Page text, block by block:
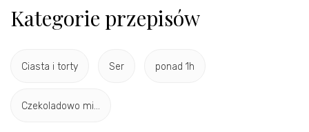
Kategorie przepisów
Ciasta i torty Ser ponad 1h
Czekoladowo mi...